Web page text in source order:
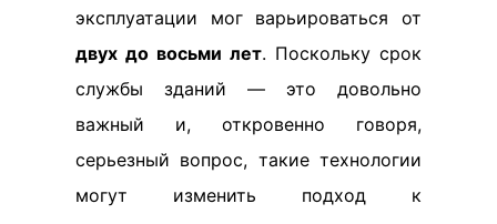
эксплуатации мог варьироваться от
двух до восьми лет. Поскольку срок
службы зданий — это довольно
важный и, откровенно говоря,
серьезный вопрос, такие технологии
могут изменить подход к